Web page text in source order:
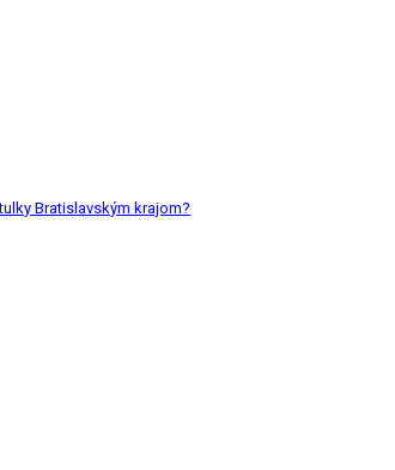
Bratislavským krajom?